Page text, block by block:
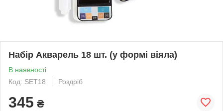
Набір Акварель 18 шт. (у формі віяла)
В наявності
Код: SET18
Роздріб
345 ₴